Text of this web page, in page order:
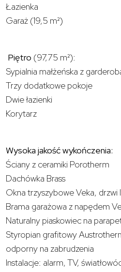
Łazienka
Garaż (19,5 m²)
Piętro (97,75 m²):
Sypialnia małżeńska z
Trzy dodatkowe pokoje
Dwie łazienki
Korytarz
Wysoka jakość wykończenia:
Ściany z ceramiki Porotherm
Dachówka Brass
Okna trzyszybowe Veka, drzwi
Brama garażowa z napędem
Naturalny piaskowiec na
Styropian grafitowy
odporny na zabrudzenia
Instalacje: alarm, TV,